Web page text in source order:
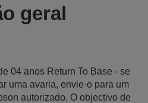
geral
04 anos Return To Base - se
uma avaria, envie-o para um
autorizado. O objectivo de